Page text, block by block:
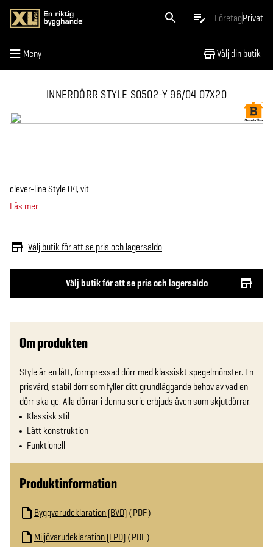
FöretagPrivat
Meny Välj din butik
Meny
INNERDÖRR STYLE S0502-Y 96/04 07X20
Välj butik för att se pris och lagersaldo
Välj butik för att se pris och lagersaldo
clever-line Style 04, vit
Läs mer
Om produkten
Style är en lätt, formpressad dörr med klassiskt spegelmönster. En
prisvärd, stabil dörr som fyller ditt grundläggande behov av vad en
dörr ska ge. Alla dörrar i denna serie erbjuds även som skjutdörrar.
Klassisk stil
Lätt konstruktion
Funktionell
Produktinformation
Byggvarudeklaration (BVD) PDF
Miljövarudeklaration (EPD) PDF